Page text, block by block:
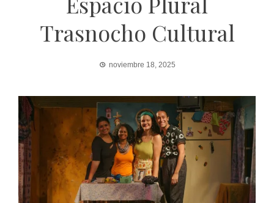
Trasnocho Cultural
noviembre 18, 2025